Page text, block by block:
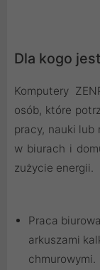
Dla kogo
Komputery
osób, które
pracy, nauki lub
w biurach i
zużycie energii.
Praca
arkuszami
chmurowymi.